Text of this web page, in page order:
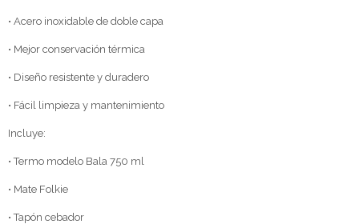
• Acero inoxidable de doble capa
• Mejor conservación térmica
• Diseño resistente y duradero
• Fácil limpieza y mantenimiento
Incluye:
• Termo modelo Bala 750 ml
• Mate Folkie
• Tapón cebador